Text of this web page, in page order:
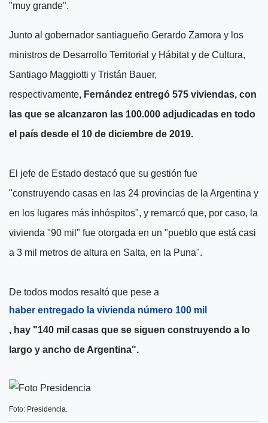
"muy grande".
Junto al gobernador santiagueño Gerardo Zamora y los
ministros de Desarrollo Territorial y Hábitat y de Cultura,
Santiago Maggiotti y Tristán Bauer,
respectivamente, Fernández entregó 575 viviendas, con
las que se alcanzaron las 100.000 adjudicadas en todo
el país desde el 10 de diciembre de 2019.
El jefe de Estado destacó que su gestión fue
"construyendo casas en las 24 provincias de la Argentina y
en los lugares más inhóspitos", y remarcó que, por caso, la
vivienda "90 mil" fue otorgada en un "pueblo que está casi
a 3 mil metros de altura en Salta, en la Puna".
De todos modos resaltó que pese a
haber entregado la vivienda número 100 mil
, hay "140 mil casas que se siguen construyendo a lo
largo y ancho de Argentina".
Foto: Presidencia.